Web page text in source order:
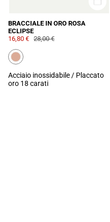
BRACCIALE IN ORO ROSA
ECLIPSE
16,80 € 28,00 €
Acciaio inossidabile / Placcato
oro 18 carati